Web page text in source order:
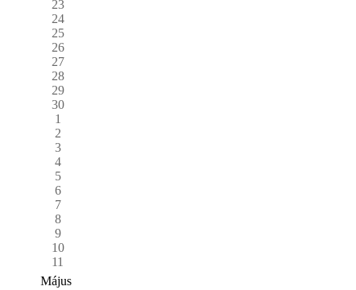
23
24
25
26
27
28
29
30
1
2
3
4
5
6
7
8
9
10
11
Május